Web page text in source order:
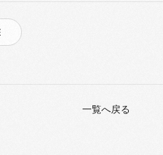
一覧へ戻る